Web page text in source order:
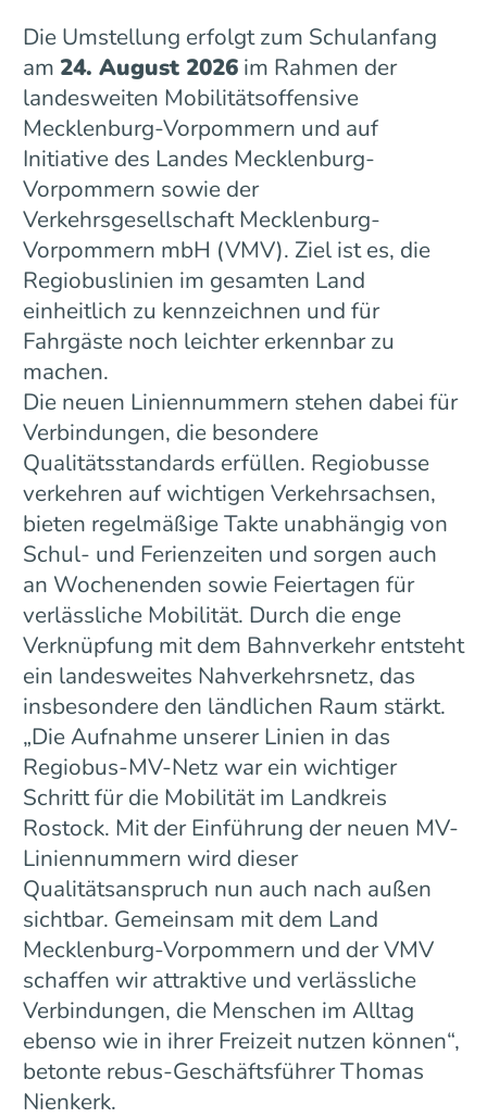
Die Umstellung erfolgt zum Schulanfang
am 24. August 2026im Rahmen der
landesweiten Mobilitätsoffensive
Mecklenburg-Vorpommern und auf
Initiative des Landes Mecklenburg-
Vorpommern sowie der
Verkehrsgesellschaft Mecklenburg-
Vorpommern mbH (VMV). Ziel ist es, die
Regiobuslinien im gesamten Land
einheitlich zu kennzeichnen und für
Fahrgäste noch leichter erkennbar zu
machen.
Die neuen Liniennummern stehen dabei für
Verbindungen, die besondere
Qualitätsstandards erfüllen. Regiobusse
verkehren auf wichtigen Verkehrsachsen,
bieten regelmäßige Takte unabhängig von
Schul- und Ferienzeiten und sorgen auch
an Wochenenden sowie Feiertagen für
verlässliche Mobilität. Durch die enge
Verknüpfung mit dem Bahnverkehr entsteht
ein landesweites Nahverkehrsnetz, das
insbesondere den ländlichen Raum stärkt.
„Die Aufnahme unserer Linien in das
Regiobus-MV-Netz war ein wichtiger
Schritt für die Mobilität im Landkreis
Rostock. Mit der Einführung der neuen MV-
Liniennummern wird dieser
Qualitätsanspruch nun auch nach außen
sichtbar. Gemeinsam mit dem Land
Mecklenburg-Vorpommern und der VMV
schaffen wir attraktive und verlässliche
Verbindungen, die Menschen im Alltag
ebenso wie in ihrer Freizeit nutzen können“,
betonte rebus-Geschäftsführer Thomas
Nienkerk.